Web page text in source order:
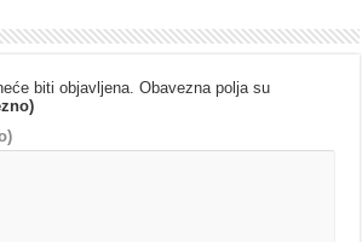
biti objavljena. Obavezna polja su